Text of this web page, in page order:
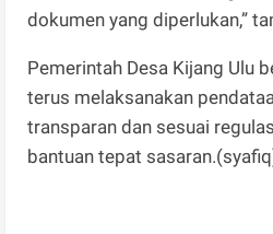
dokumen yang diperlukan,”
Pemerintah Desa Kijang Ulu
terus melaksanakan
transparan dan sesuai
bantuan tepat